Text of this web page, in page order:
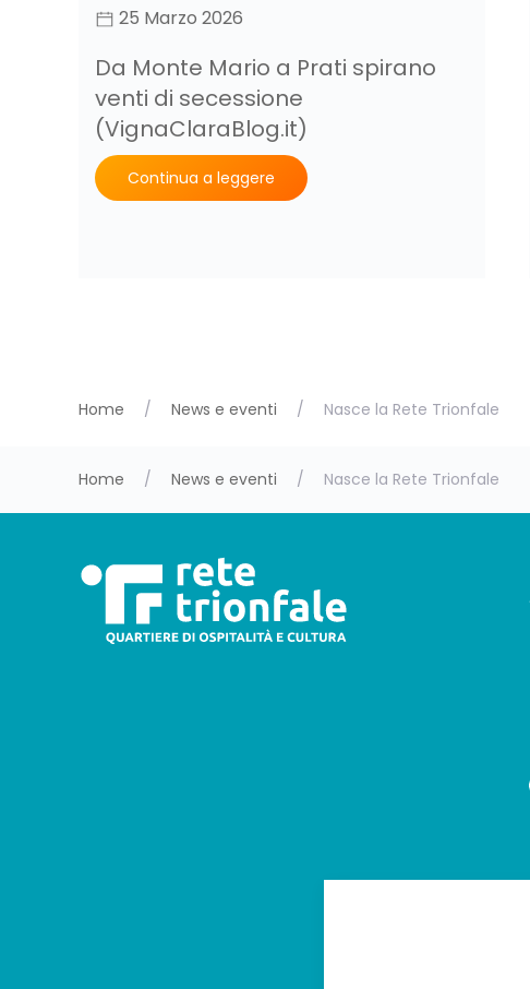
25 Marzo 2026
Da Monte Mario a Prati spirano
venti di secessione
(VignaClaraBlog.it)
Continua a leggere
Home News e eventi Nasce la Rete Trionfale
Home News e eventi Nasce la Rete Trionfale